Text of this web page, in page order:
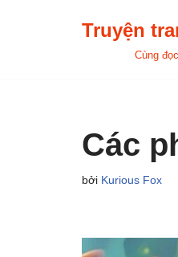
Truyện
Cùng
Các
bởi Kurious Fox